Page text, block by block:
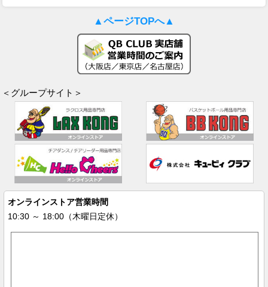
▲ページTOPへ▲
＜グループサイト＞
オンラインストア営業時間
10:30 ～ 18:00（木曜日定休）